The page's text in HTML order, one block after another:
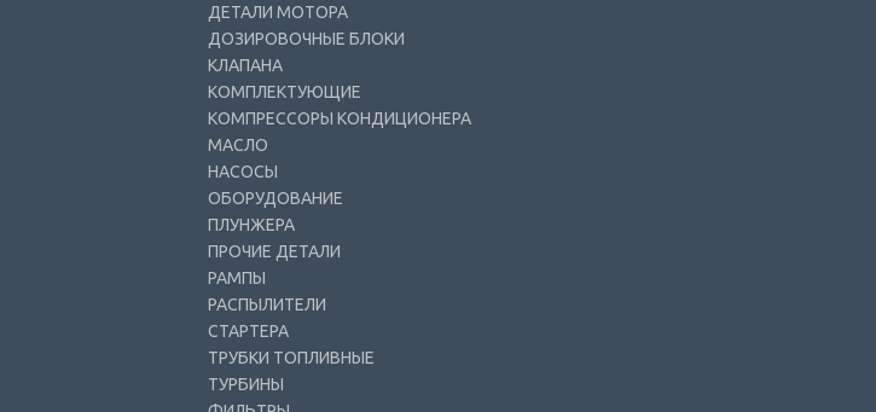
ДЕТАЛИ МОТОРА
ДОЗИРОВОЧНЫЕ БЛОКИ
КЛАПАНА
КОМПЛЕКТУЮЩИЕ
КОМПРЕССОРЫ КОНДИЦИОНЕРА
МАСЛО
НАСОСЫ
ОБОРУДОВАНИЕ
ПЛУНЖЕРА
ПРОЧИЕ ДЕТАЛИ
РАМПЫ
РАСПЫЛИТЕЛИ
СТАРТЕРА
ТРУБКИ ТОПЛИВНЫЕ
ТУРБИНЫ